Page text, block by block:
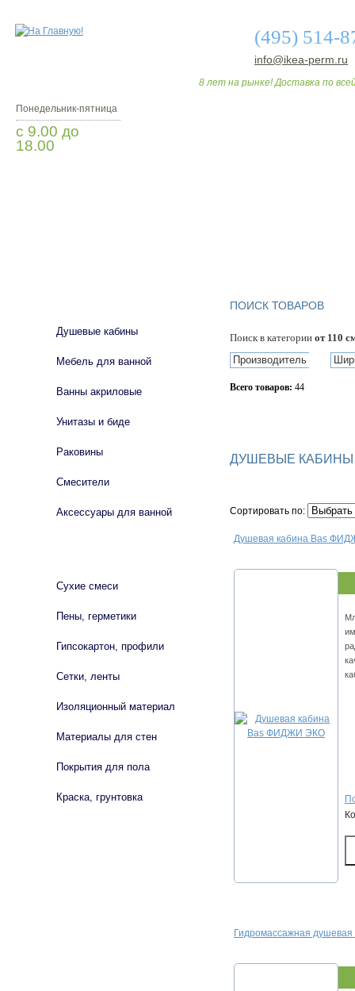
(495) 514-
info@ikea-perm.ru
8 лет на рынке! Доставка по
Понедельник-пятница
с 9.00 до
18.00
ПОИСК ТОВАРОВ
Поиск в категории от 110
Производитель
Всего товаров: 44
ДУШЕВЫЕ КАБИНЫ
Сортировать по:
Душевая кабина Bas
Гидромассажная
Душевые кабины
Мебель для ванной
Ванны акриловые
Унитазы и биде
Раковины
Смесители
Аксессуары для ванной
Сухие смеси
Пены, герметики
Гипсокартон, профили
Сетки, ленты
Изоляционный материал
Материалы для стен
Покрытия для пола
Краска, грунтовка